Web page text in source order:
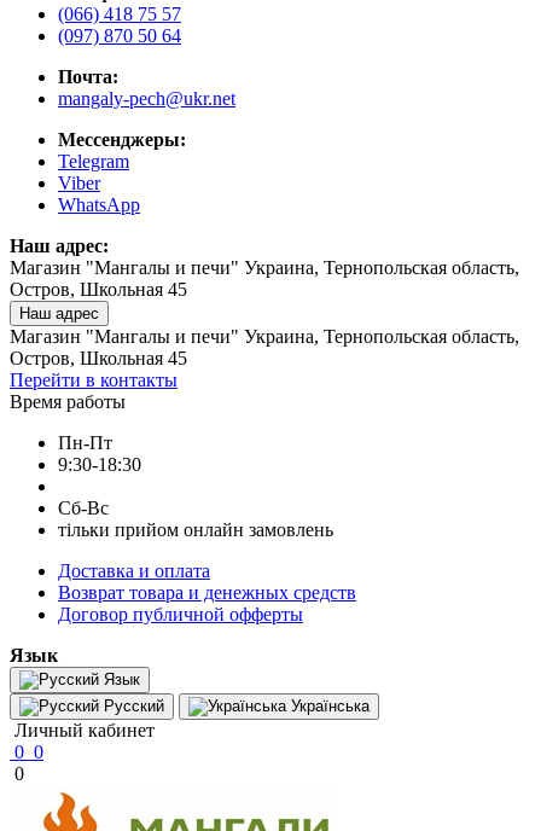
(066) 418 75 57
(097) 870 50 64
Почта:
mangaly-pech@ukr.net
Мессенджеры:
Telegram
Viber
WhatsApp
Наш адрес:
Магазин "Мангалы и печи" Украина, Тернопольская область,
Остров, Школьная 45
Наш адрес
Магазин "Мангалы и печи" Украина, Тернопольская область,
Остров, Школьная 45
Перейти в контакты
Время работы
Пн-Пт
9:30-18:30
Сб-Вс
тільки прийом онлайн замовлень
Доставка и оплата
Возврат товара и денежных средств
Договор публичной офферты
Язык
Язык
Русский
Українська
Личный кабинет
0 0
0